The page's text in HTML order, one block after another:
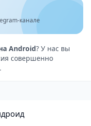
а также дает
рецепты и
базу данных.
своих целей,
вы
канале
Android? У нас вы
совершенно